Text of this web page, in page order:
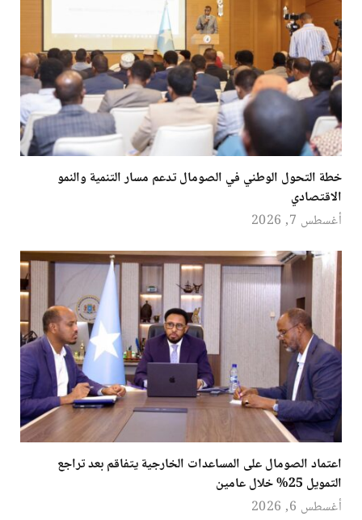
خطة التحول الوطني في الصومال تدعم مسار التنمية والنمو
الاقتصادي
أغسطس 7, 2026
اعتماد الصومال على المساعدات الخارجية يتفاقم بعد تراجع
التمويل 25% خلال عامين
أغسطس 6, 2026